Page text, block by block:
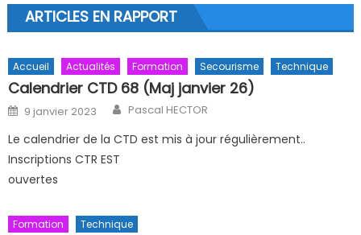
ARTICLES EN RAPPORT
Accueil Actualités Formation Secourisme Technique
Calendrier CTD 68 (Maj janvier 26)
Posted on
9 janvier 2023 Author
Pascal HECTOR
Le calendrier de la CTD est mis à jour régulièrement..
Inscriptions CTR EST
ouvertes
Formation Technique